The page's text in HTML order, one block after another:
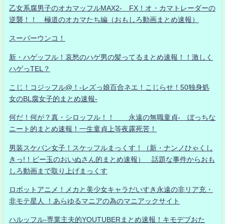
乙女系腐男子のオカマッフルMAX2- FX！オ・カマトレーダーの
逆襲！！ 極道のオカマたち編（おもしろ動画まとめ速報）
スーパーウンコ！
新・ハゲッフル！哀愁のハゲ男の髪ってるまとめ速報！！激しく
ハゲっTEL？
こじ！コジッフル@！-レズっ娘百合ネエ！こじらせ！50独身処
女のBL腐女子的まとめ速報-
何だ！何が？真・シロッフル！！ 永遠の無職童貞- ぼっちな
ニート的まとめ速報！一生童貞上等夜露死苦！
男装スケバン女子！スケッフルまっくす！（新・ナンノひゃくし
きっ!！ビー玉のおいぬさん的まとめ速報） 話題な事件からおも
しろ動画まで取り上げまっくす
ロボットアニメ！メカと美少女キャラだいすき永遠の非リア充・
非モテ星人 ！あらゆるマニアの為のマニアックサイト
ハルッフル-専業主夫的YOUTUBERまとめ速報！キモデブおた